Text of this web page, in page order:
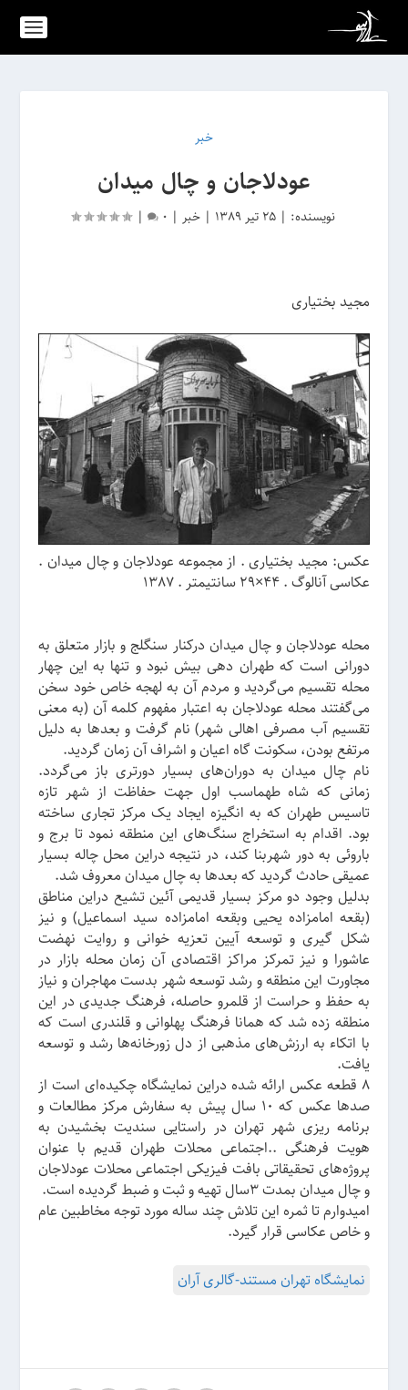
خبر
عودلاجان و چال میدان
نویسنده: | 25 تیر 1389 | خبر |
0
|
مجید بختیاری
عکس: مجید بختیاری . از مجموعه عودلاجان و چال میدان .
عکاسی آنالوگ . 44×29 سانتیمتر . 1387
محله عودلاجان و چال میدان درکنار سنگلج و بازار متعلق به
دورانی است که طهران دهی بیش نبود و تنها به این چهار
محله تقسیم می‌گردید و مردم آن به لهجه خاص خود سخن
می‌گفتند محله عودلاجان به اعتبار مفهوم کلمه آن (به معنی
تقسیم آب مصرفی اهالی شهر) نام گرفت و بعدها به دلیل
مرتفع بودن، سکونت گاه اعیان و اشراف آن زمان گردید.
نام چال میدان به دوران‌های بسیار دورتری باز می‌گردد.
زمانی که شاه طهماسب اول جهت حفاظت از شهر تازه
تاسیس طهران که به انگیزه ایجاد یک مرکز تجاری ساخته
بود. اقدام به استخراج سنگ‌های این منطقه نمود تا برج و
باروئی به دور شهربنا کند، در نتیجه دراین محل چاله بسیار
عمیقی حادث گردید که بعدها به چال میدان معروف شد.
بدلیل وجود دو مرکز بسیار قدیمی آئین تشیع دراین مناطق
(بقعه امامزاده یحیی وبقعه امامزاده سید اسماعیل) و نیز
شکل گیری و توسعه آیین تعزیه خوانی و روایت نهضت
عاشورا و نیز تمرکز مراکز اقتصادی آن زمان محله بازار در
مجاورت این منطقه و رشد توسعه شهر بدست مهاجران و نیاز
به حفظ و حراست از قلمرو حاصله، فرهنگ جدیدی در این
منطقه زده شد که همانا فرهنگ پهلوانی و قلندری است که
با اتکاء به ارزش‌های مذهبی از دل زورخانه‌ها رشد و توسعه
یافت.
8 قطعه عکس ارائه شده دراین نمایشگاه چکیده‌ای است از
صدها عکس که 10 سال پیش به سفارش مرکز مطالعات و
برنامه ریزی شهر تهران در راستایی سندیت بخشیدن به
هویت فرهنگی ..اجتماعی محلات طهران قدیم با عنوان
پروژه‌های تحقیقاتی بافت فیزیکی اجتماعی محلات عودلاجان
و چال میدان بمدت 3سال تهیه و ثبت و ضبط گردیده است.
امیدوارم تا ثمره این تلاش چند ساله مورد توجه مخاطبین عام
و خاص عکاسی قرار گیرد.
نمایشگاه تهران مستند-گالری آران